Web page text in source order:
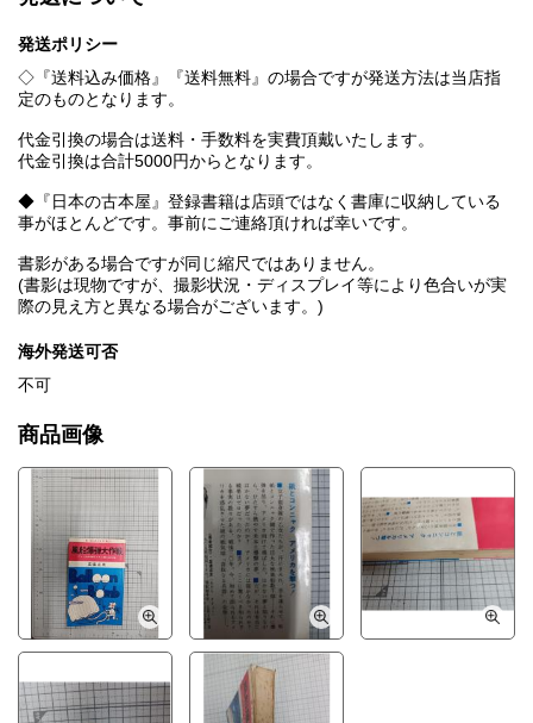
発送ポリシー
◇『送料込み価格』『送料無料』の場合ですが発送方法は当店指
定のものとなります。
代金引換の場合は送料・手数料を実費頂戴いたします。
代金引換は合計5000円からとなります。
◆『日本の古本屋』登録書籍は店頭ではなく書庫に収納している
事がほとんどです。事前にご連絡頂ければ幸いです。
書影がある場合ですが同じ縮尺ではありません。
(書影は現物ですが、撮影状況・ディスプレイ等により色合いが実
際の見え方と異なる場合がございます。)
海外発送可否
不可
商品画像